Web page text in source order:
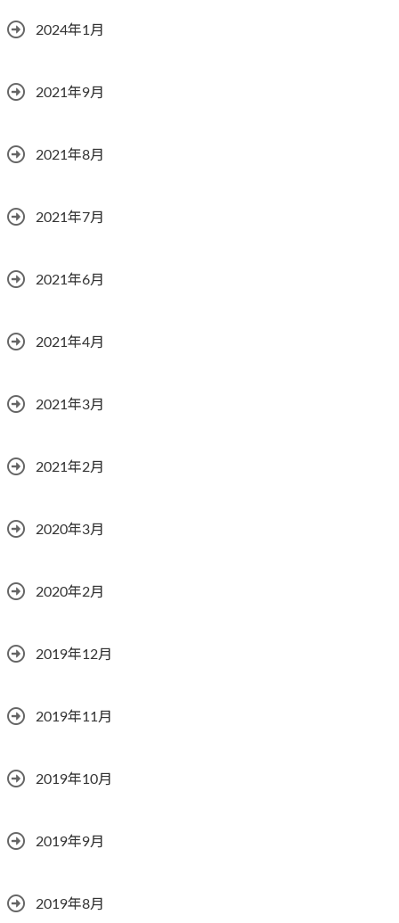
2024年1月
2021年9月
2021年8月
2021年7月
2021年6月
2021年4月
2021年3月
2021年2月
2020年3月
2020年2月
2019年12月
2019年11月
2019年10月
2019年9月
2019年8月